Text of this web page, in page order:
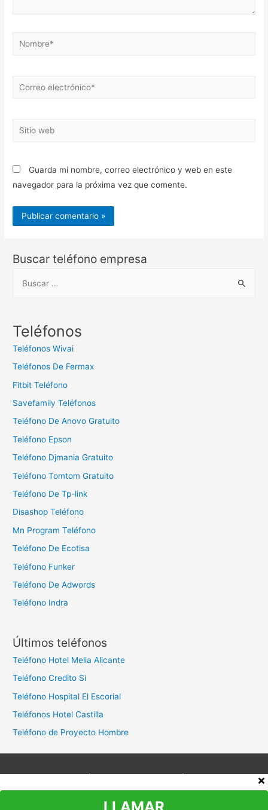
Nombre*
Correo
Sitio
Guarda mi nombre, correo electrónico y web en este
navegador para la próxima vez que comente.
Buscar teléfono empresa
c
:
Teléfonos
Teléfonos Wivai
Teléfonos De Fermax
Fitbit Teléfono
Savefamily Teléfonos
Teléfono De Anovo Gratuito
Teléfono Epson
Teléfono Djmania Gratuito
Teléfono Tomtom Gratuito
Teléfono De Tp-link
Disashop Teléfono
Mn Program Teléfono
Teléfono De Ecotisa
Teléfono Funker
Teléfono De Adwords
Teléfono Indra
Últimos teléfonos
Teléfono Hotel Melia Alicante
Teléfono Credito Si
Teléfono Hospital El Escorial
Teléfonos Hotel Castilla
Teléfono de Proyecto Hombre
Aviso legal Política de privacidad
Política de cookies
Contacto